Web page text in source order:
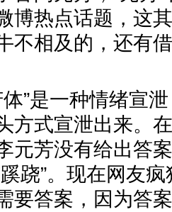
博热点话题，这
不相及的，还有
体”是一种情绪宣
方式宣泄出来。
元芳没有给出答
跷”。现在网友疯
要答案，因为答